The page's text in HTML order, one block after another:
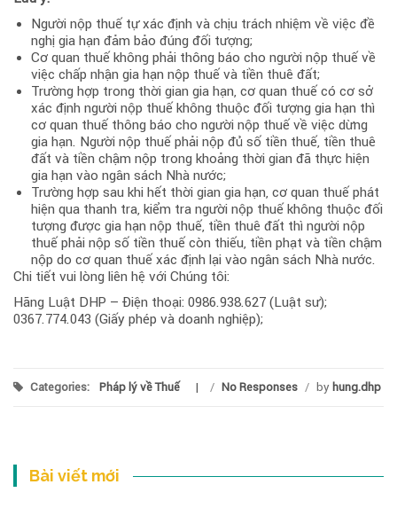
Người nộp thuế tự xác định và chịu trách nhiệm về việc đề
nghị gia hạn đảm bảo đúng đối tượng;
Cơ quan thuế không phải thông báo cho người nộp thuế về
việc chấp nhận gia hạn nộp thuế và tiền thuê đất;
Trường hợp trong thời gian gia hạn, cơ quan thuế có cơ sở
xác định người nộp thuế không thuộc đối tượng gia hạn thì
cơ quan thuế thông báo cho người nộp thuế về việc dừng
gia hạn. Người nộp thuế phải nộp đủ số tiền thuế, tiền thuê
đất và tiền chậm nộp trong khoảng thời gian đã thực hiện
gia hạn vào ngân sách Nhà nước;
Trường hợp sau khi hết thời gian gia hạn, cơ quan thuế phát
hiện qua thanh tra, kiểm tra người nộp thuế không thuộc đối
tượng được gia hạn nộp thuế, tiền thuê đất thì người nộp
thuế phải nộp số tiền thuế còn thiếu, tiền phạt và tiền chậm
nộp do cơ quan thuế xác định lại vào ngân sách Nhà nước.
Chi tiết vui lòng liên hệ với Chúng tôi:
Hãng Luật DHP – Điện thoại: 0986.938.627 (Luật sư);
0367.774.043 (Giấy phép và doanh nghiệp);
Categories: Pháp lý về Thuế / No Responses / by hung.dhp
Bài viết mới